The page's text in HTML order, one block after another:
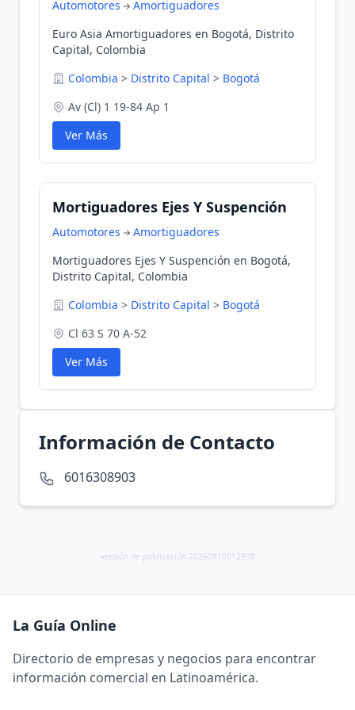
Automotores
Amortiguadores
Euro Asia Amortiguadores en Bogotá, Distrito
Capital, Colombia
Colombia > Distrito Capital > Bogotá
Av (Cl) 1 19-84 Ap 1
Ver Más
Mortiguadores Ejes Y Suspención
Automotores
Amortiguadores
Mortiguadores Ejes Y Suspención en Bogotá,
Distrito Capital, Colombia
Colombia > Distrito Capital > Bogotá
Cl 63 S 70 A-52
Ver Más
Información de Contacto
6016308903
versión de publicación 20260810012938
La Guía Online
Directorio de empresas y negocios para encontrar
información comercial en Latinoamérica.